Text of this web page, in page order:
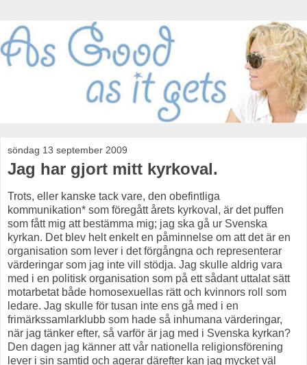
söndag 13 september 2009
Jag har gjort mitt kyrkoval.
Trots, eller kanske tack vare, den obefintliga
kommunikation* som föregått årets kyrkoval, är det puffen
som fått mig att bestämma mig; jag ska gå ur Svenska
kyrkan. Det blev helt enkelt en påminnelse om att det är en
organisation som lever i det förgångna och representerar
värderingar som jag inte vill stödja. Jag skulle aldrig vara
med i en politisk organisation som på ett sådant uttalat sätt
motarbetat både homosexuellas rätt och kvinnors roll som
ledare. Jag skulle för tusan inte ens gå med i en
frimärkssamlarklubb som hade så inhumana värderingar,
när jag tänker efter, så varför är jag med i Svenska kyrkan?
Den dagen jag känner att vår nationella religionsförening
lever i sin samtid och agerar därefter kan jag mycket väl